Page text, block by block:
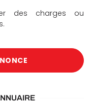
des charges ou